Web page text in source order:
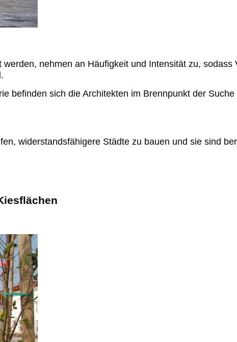
Soziales
nehmen an Häufigkeit und Intensität zu, sodass
befinden sich die Architekten im Brennpunkt der
widerstandsfähigere Städte zu bauen und sie sind